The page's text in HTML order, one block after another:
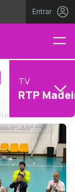
Entrar
TV
RTP